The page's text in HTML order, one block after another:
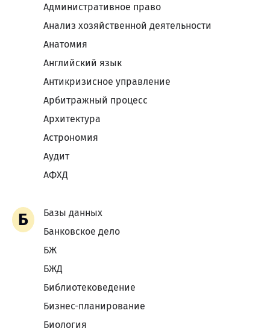
Административное право
Анализ хозяйственной деятельности
Анатомия
Английский язык
Антикризисное управление
Арбитражный процесс
Архитектура
Астрономия
Аудит
АФХД
Б
Базы данных
Банковское дело
БЖ
БЖД
Библиотековедение
Бизнес-планирование
Биология